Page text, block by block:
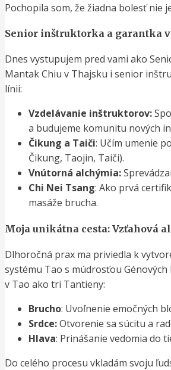
Pochopila som, že žiadna bolesť nie
Senior inštruktorka a garantka
Dnes vystupujem pred vami ako
Mantak Chiu v Thajsku i senior
línii:
Vzdelávanie inštruktorov:
a budujeme komunitu nových
Čikung a Taiči: Učím umenie
Čikung, Taojin, Taiči).
Vnútorná alchýmia:
Chi Nei Tsang: Ako prvá
masáže brucha.
Moja unikátna cesta: Vzťahová
Dlhoročná prax ma priviedla k
systému Tao s múdrosťou
v Tao ako tri Tantieny:
Brucho: Uvoľnenie emočných
Srdce:Otvorenie sa súcitu a
Hlava: Prinášanie vedomia do
Do celého procesu vkladám svoju